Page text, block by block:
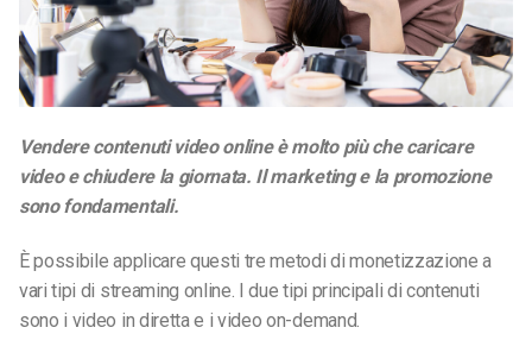
Vendere contenuti video online è molto più che caricare
video e chiudere la giornata. Il marketing e la promozione
sono fondamentali.
È possibile applicare questi tre metodi di monetizzazione a
vari tipi di streaming online. I due tipi principali di contenuti
sono i video in diretta e i video on-demand.